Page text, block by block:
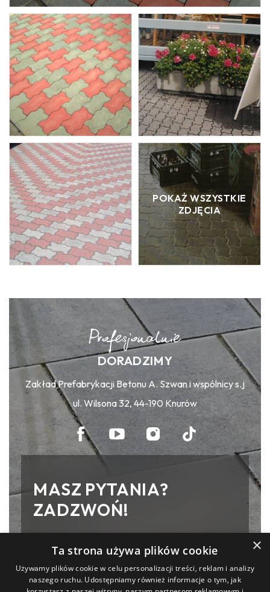
POKAŻ WSZYSTKIE
ZDJĘCIA
MASZ PYTANIA?
ZADZWOŃ!
ul. Wilsona 32, 44-190 Knurów
DORADZIMY
Zakład Prefabrykacji Betonu A. Szwan i wspólnicy s.j
ul. Wilsona 32, 44-190 Knurów
×
Ta strona używa plików cookie
Używamy plików cookie w celu personalizacji treści, reklam i analizy
naszego ruchu. Udostępniamy również informacje o tym, jak